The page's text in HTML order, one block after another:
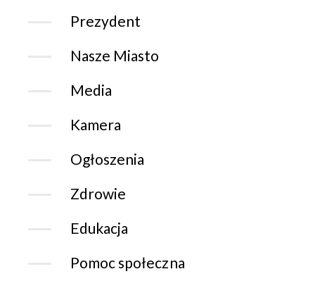
Prezydent
Nasze Miasto
Media
Kamera
Ogłoszenia
Zdrowie
Edukacja
Pomoc społeczna